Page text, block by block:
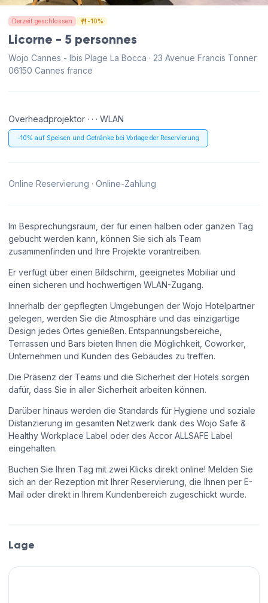
Derzeit geschlossen -10%
Licorne - 5 personnes
Wojo Cannes - Ibis Plage La Bocca · 23 Avenue Francis Tonner
06150 Cannes france
Overheadprojektor · · · WLAN
-10% auf Speisen und Getränke bei Vorlage der Reservierung
Online Reservierung · Online-Zahlung
Im Besprechungsraum, der für einen halben oder ganzen Tag
gebucht werden kann, können Sie sich als Team
zusammenfinden und Ihre Projekte vorantreiben.
Er verfügt über einen Bildschirm, geeignetes Mobiliar und
einen sicheren und hochwertigen WLAN-Zugang.
Innerhalb der gepflegten Umgebungen der Wojo Hotelpartner
gelegen, werden Sie die Atmosphäre und das einzigartige
Design jedes Ortes genießen. Entspannungsbereiche,
Terrassen und Bars bieten Ihnen die Möglichkeit, Coworker,
Unternehmen und Kunden des Gebäudes zu treffen.
Die Präsenz der Teams und die Sicherheit der Hotels sorgen
dafür, dass Sie in aller Sicherheit arbeiten können.
Darüber hinaus werden die Standards für Hygiene und soziale
Distanzierung im gesamten Netzwerk dank des Wojo Safe &
Healthy Workplace Label oder des Accor ALLSAFE Label
eingehalten.
Buchen Sie Ihren Tag mit zwei Klicks direkt online! Melden Sie
sich an der Rezeption mit Ihrer Reservierung, die Ihnen per E-
Mail oder direkt in Ihrem Kundenbereich zugeschickt wurde.
Lage